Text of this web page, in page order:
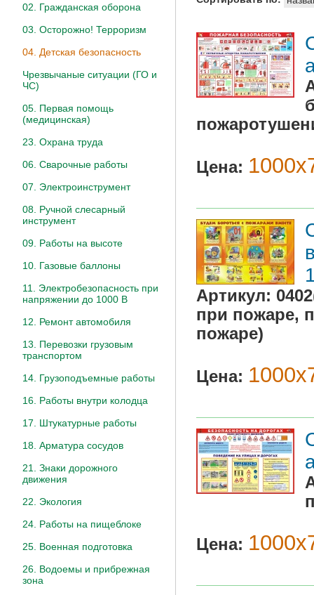
02. Гражданская оборона
03. Осторожно! Терроризм
04. Детская безопасность
Чрезвычаные ситуации (ГО и
ЧС)
05. Первая помощь
(медицинская)
23. Охрана труда
06. Сварочные работы
07. Электроинструмент
08. Ручной слесарный
инструмент
09. Работы на высоте
10. Газовые баллоны
11. Электробезопасность при
напряжении до 1000 В
12. Ремонт автомобиля
13. Перевозки грузовым
транспортом
14. Грузоподъемные работы
16. Работы внутри колодца
17. Штукатурные работы
18. Арматура сосудов
21. Знаки дорожного
движения
22. Экология
24. Работы на пищеблоке
25. Военная подготовка
26. Водоемы и прибрежная
зона
Цена:
Артикул:
при пожаре,
пожаре)
Цена:
Цена: